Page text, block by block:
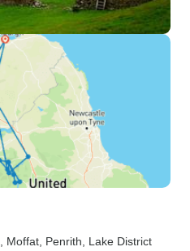
, Moffat , Penrith , Lake District